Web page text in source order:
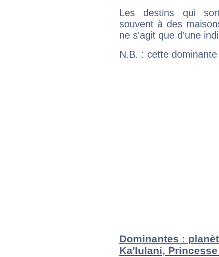
Les destins qui
souvent à des
ne s'agit que d'une
N.B. : cette
Dominantes :
Ka'Iulani,